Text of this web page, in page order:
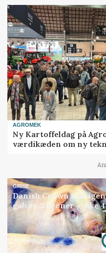
AGROMEK
Ny Kartoffeldag på
værdikæden om ny
GRISE
Danish Crown slår
gab er 3 kroner – ikke